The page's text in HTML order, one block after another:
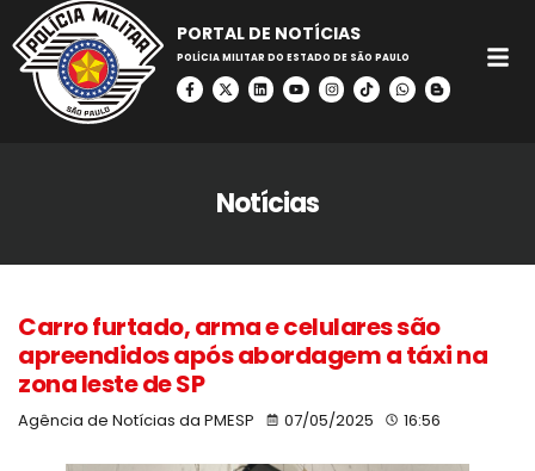
PORTAL DE NOTÍCIAS
POLÍCIA MILITAR DO ESTADO DE SÃO PAULO
Notícias
Carro furtado, arma e celulares são
apreendidos após abordagem a táxi na
zona leste de SP
Agência de Notícias da PMESP 07/05/2025 16:56